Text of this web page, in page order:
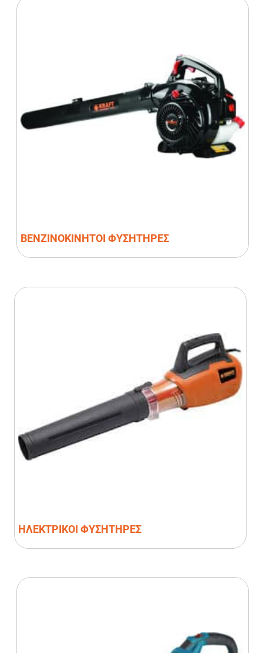
ΒΕΝΖΙΝΟΚΙΝΗΤΟΙ ΦΥΣΗΤΗΡΕΣ
ΗΛΕΚΤΡΙΚΟΙ ΦΥΣΗΤΗΡΕΣ